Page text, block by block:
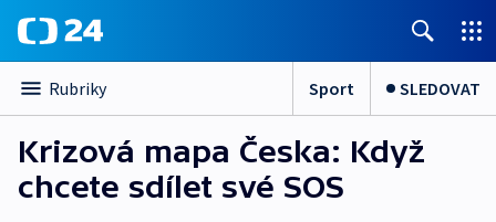
Rubriky Sport SLEDOVAT
Krizová mapa Česka: Když
chcete sdílet své SOS